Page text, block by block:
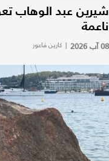
شيرين عبد الوهاب
ناعمة
08 آب 2026 | كارين فاعور